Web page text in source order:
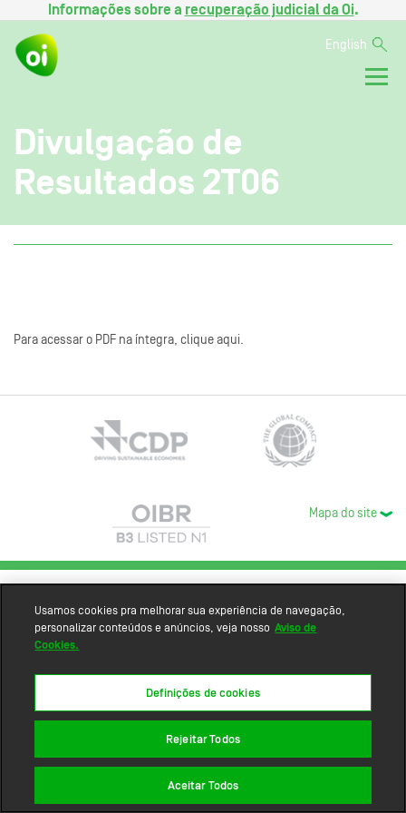
Informações sobre a recuperação judicial da Oi.
English
Divulgação de
Resultados 2T06
Para acessar o PDF na íntegra, clique aqui.
Mapa do site
Usamos cookies pra melhorar sua experiência de navegação,
personalizar conteúdos e anúncios, veja nosso Aviso de
Cookies.
Definições de cookies
Rejeitar Todos
Aceitar Todos